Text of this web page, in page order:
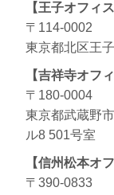
【王子オフィス
〒114-0002
東京都北区王
【吉祥寺オフィ
〒180-0004
東京都武蔵野
ル8 501号室
【信州松本オ
〒390-0833